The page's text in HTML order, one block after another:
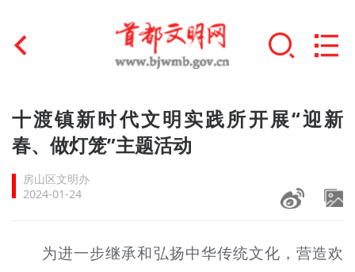
首页
文明创建
文明实践
未成年人思想道德建设
十渡镇新时代文明实践所开展“迎新
春、做灯笼”主题活动
房山区文明办
2024-01-24
为进一步继承和弘扬中华传统文化，营造欢